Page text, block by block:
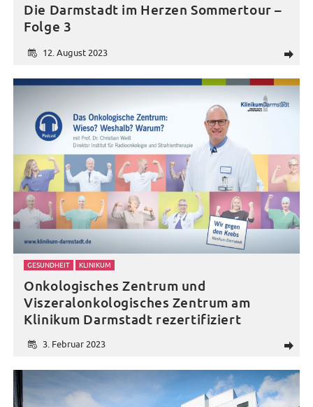
d
12. August 2023
Die Darmstadt im Herzen Sommertour –
Folge 3
d
3. Februar 2023
GESUNDHEIT KLINIKUM
Onkologisches Zentrum und
Viszeralonkologisches Zentrum am
Klinikum Darmstadt rezertifiziert